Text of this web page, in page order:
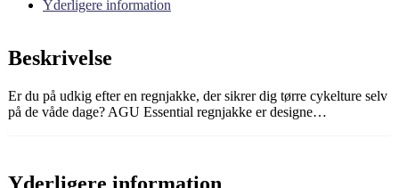
Yderligere information
Beskrivelse
Er du på udkig efter en regnjakke, der sikrer dig tørre cykelture selv
på de våde dage? AGU Essential regnjakke er designe…
Yderligere information